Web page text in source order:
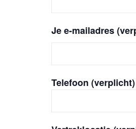
Je e-mailadres
Telefoon (verplicht)